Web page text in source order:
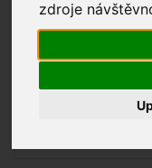
zdroje
Novinky